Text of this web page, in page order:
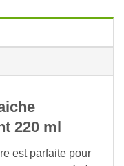
220 ml
est parfaite pour